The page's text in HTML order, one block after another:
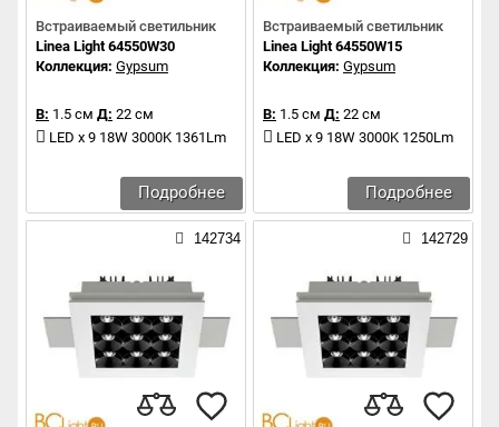
Встраиваемый светильник
Linea Light 64550W30
Коллекция: Gypsum
В: 1.5 см Д: 22 см
LED x 9 18W 3000K 1361Lm
Подробнее
Встраиваемый светильник
Linea Light 64550W15
Коллекция: Gypsum
В: 1.5 см Д: 22 см
LED x 9 18W 3000K 1250Lm
Подробнее
142734 142729